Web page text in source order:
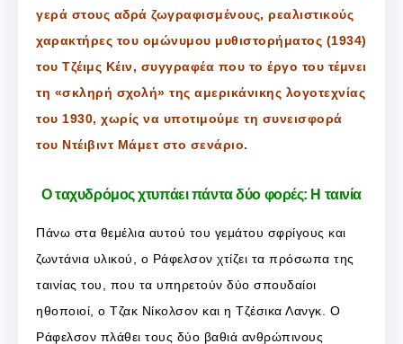
γερά στους αδρά ζωγραφισμένους, ρεαλιστικούς
χαρακτήρες του ομώνυμου μυθιστορήματος (1934)
του Tζέιμς Kέιν, συγγραφέα που το έργο του τέμνει
τη «σκληρή σχολή» της αμερικάνικης λογοτεχνίας
του 1930, χωρίς να υποτιμούμε τη συνεισφορά
του Ντέιβιντ Μάμετ στο σενάριο.
Ο ταχυδρόμος χτυπάει πάντα δύο φορές: Η ταινία
Πάνω στα θεμέλια αυτού του γεμάτου σφρίγους και
ζωντάνια υλικού, ο Pάφελσον χτίζει τα πρόσωπα της
ταινίας του, που τα υπηρετούν δύο σπουδαίοι
ηθοποιοί, ο Tζακ Nίκολσον και η Tζέσικα Λανγκ. O
Pάφελσον πλάθει τους δύο βαθιά ανθρώπινους